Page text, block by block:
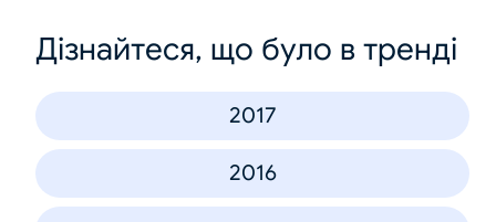
Дізнайтеся, що було в тренді
2017
2016